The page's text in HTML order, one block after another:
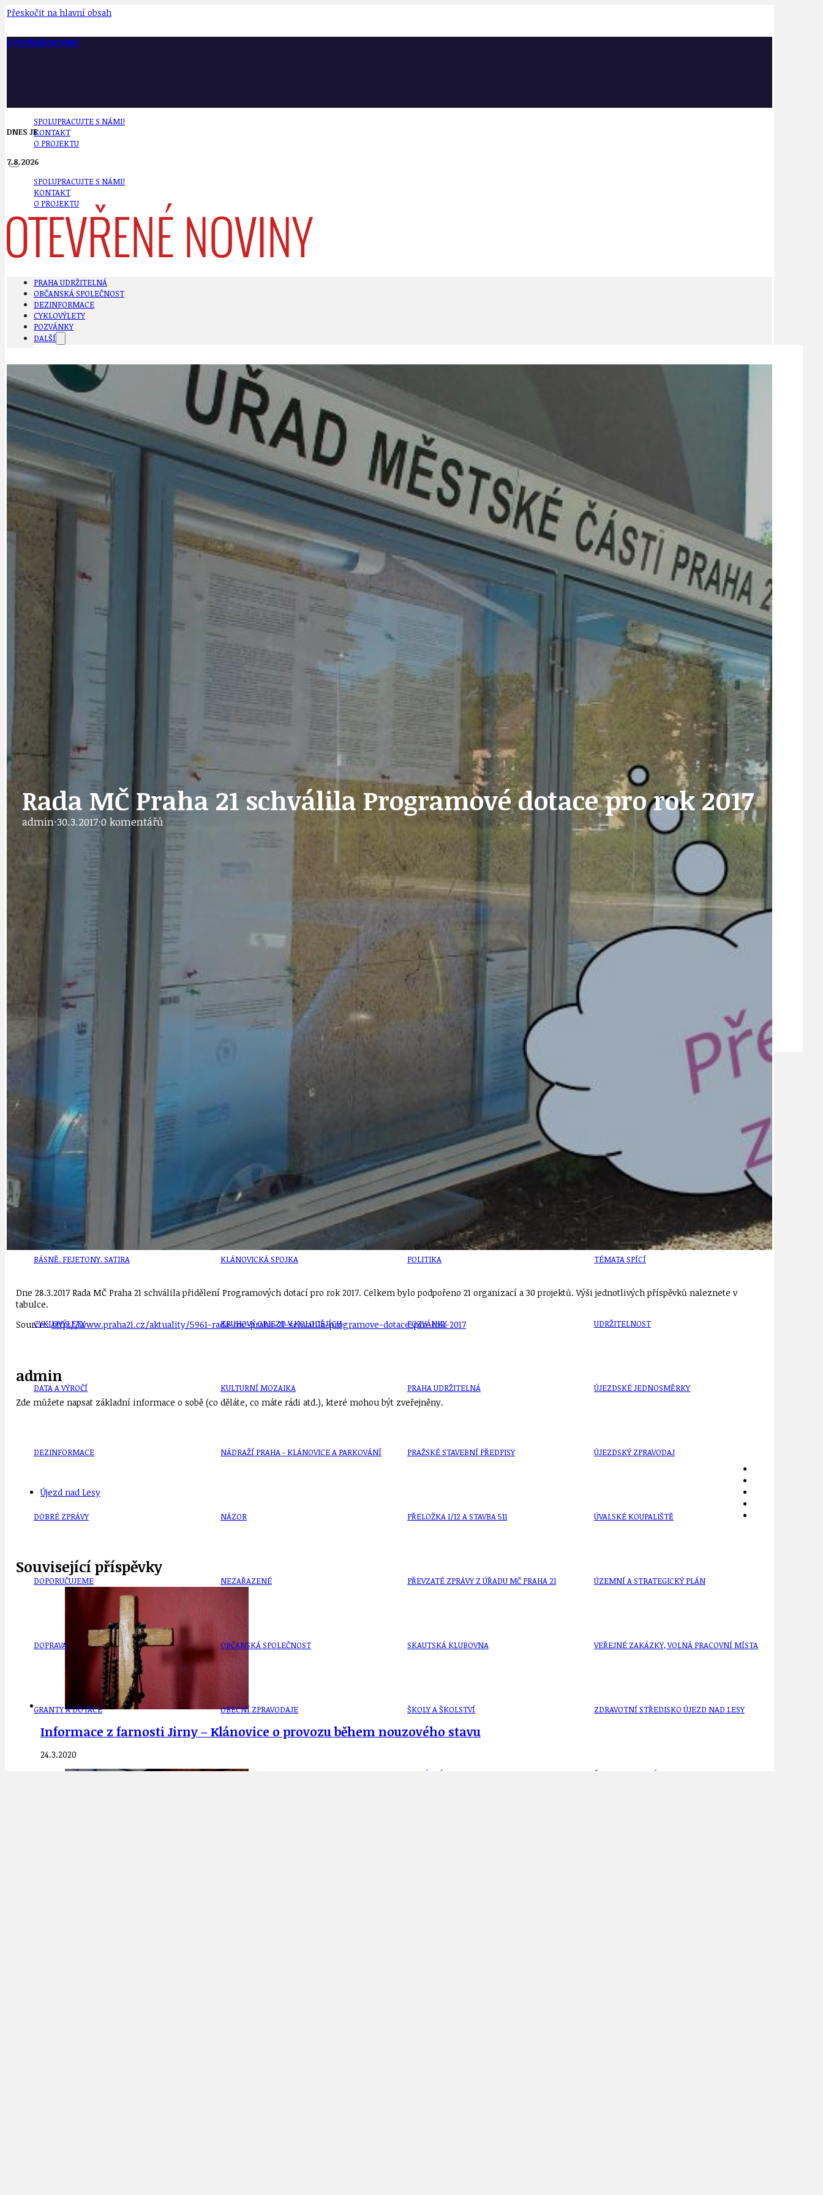
Přeskočit na hlavní obsah
OTEVŘENÉ NOVINY
SPOLUPRACUJTE S NÁMI!
KONTAKT
O PROJEKTU
SPOLUPRACUJTE S NÁMI!
KONTAKT
O PROJEKTU
DNES JE
7.8.2026
PRAHA UDRŽITELNÁ
OBČANSKÁ SPOLEČNOST
DEZINFORMACE
CYKLOVÝLETY
POZVÁNKY
DALŠÍ
AKTUALITY
BÁSNĚ. FEJETONY. SATIRA
CYKLOVÝLETY
DATA A VÝROČÍ
DEZINFORMACE
DOBRÉ ZPRÁVY
GRANTY A DOTACE
HODKOVSKÁ ULICE
IDEAL LUX
JEDNOU VĚTOU
KLÁNOVICKÁ SPOJKA
KRUHOVÝ OBJEZD V KOLODĚJÍCH
KULTURNÍ MOZAIKA
NÁDRAŽÍ PRAHA - KLÁNOVICE A PARKOVÁNÍ
NEZAŘAZENÉ
OBRAZEM, ZVUKEM
PETICE, VÝZVY, HLASOVÁNÍ, SOUTĚŽE
POLITIKA
POZVÁNKY
PRAHA UDRŽITELNÁ
PRAŽSKÉ STAVEBNÍ PŘEDPISY
PŘELOŽKA I/12 A STAVBA 511
PŘEVZATÉ ZPRÁVY Z ÚŘADU MČ PRAHA 21
SKAUTSKÁ KLUBOVNA
ŠKOLY A ŠKOLSTVÍ
SOCIÁLNÍ PROJEKTY A POMOC
STAVEBNÍ ZÁKON
UDRŽITELNOST
ÚJEZDSKÉ JEDNOSMĚRKY
ÚJEZDSKÝ ZPRAVODAJ
ÚVALSKÉ KOUPALIŠTĚ
ÚZEMNÍ A STRATEGICKÝ PLÁN
VEŘEJNÉ ZAKÁZKY, VOLNÁ PRACOVNÍ MÍSTA
ZDRAVOTNÍ STŘEDISKO ÚJEZD NAD LESY
OBČANSKÁ SPOLEČNOST
DEZINFORMACE
CYKLOVÝLETY
POZVÁNKY
DALŠÍ
BÁSNĚ. FEJETONY. SATIRA
CYKLOVÝLETY
DATA A VÝROČÍ
DEZINFORMACE
DOBRÉ ZPRÁVY
DOPORUČUJEME
DOPRAVA
GRANTY A DOTACE
HODKOVSKÁ ULICE
JEDNOU VĚTOU
KLÁNOVICKÁ SPOJKA
KRUHOVÝ OBJEZD V KOLODĚJÍCH
KULTURNÍ MOZAIKA
NÁDRAŽÍ PRAHA - KLÁNOVICE A PARKOVÁNÍ
NÁZOR
NEZAŘAZENÉ
OBČANSKÁ SPOLEČNOST
OBECNÍ ZPRAVODAJE
OBRAZEM, ZVUKEM
PETICE, VÝZVY, HLASOVÁNÍ, SOUTĚŽE
POLITIKA
POZVÁNKY
PRAHA UDRŽITELNÁ
PRAŽSKÉ STAVEBNÍ PŘEDPISY
PŘELOŽKA I/12 A STAVBA 511
PŘEVZATÉ ZPRÁVY Z ÚŘADU MČ PRAHA 21
SKAUTSKÁ KLUBOVNA
ŠKOLY A ŠKOLSTVÍ
SOCIÁLNÍ PROJEKTY A POMOC
TÉMA
TÉMATA SPÍCÍ
UDRŽITELNOST
ÚJEZDSKÉ JEDNOSMĚRKY
ÚJEZDSKÝ ZPRAVODAJ
ÚVALSKÉ KOUPALIŠTĚ
ÚZEMNÍ A STRATEGICKÝ PLÁN
VEŘEJNÉ ZAKÁZKY, VOLNÁ PRACOVNÍ MÍSTA
ZDRAVOTNÍ STŘEDISKO ÚJEZD NAD LESY
ŽIVOT KOLEM NÁS
Rada MČ Praha 21 schválila Programové dotace pro rok 2017
admin·30.3.2017·0 komentářů
Dne 28.3.2017 Rada MČ Praha 21 schválila přidělení Programových dotací pro rok 2017. Celkem bylo podpořeno 21 organizací a 30 projektů. Výši jednotlivých příspěvků naleznete v
tabulce.
Source::http://www.praha21.cz/aktuality/5961-rada-mc-praha-21-schvalila-programove-dotace-pro-rok-2017
admin
Zde můžete napsat základní informace o sobě (co děláte, co máte rádi atd.), které mohou být zveřejněny.
Újezd nad Lesy
Související příspěvky
Informace z farnosti Jirny – Klánovice o provozu během nouzového stavu
24.3.2020